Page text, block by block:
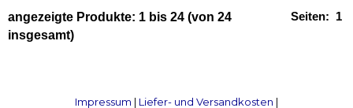
Seiten: 1
angezeigte Produkte: 1 bis 24 (von 24
insgesamt)
Impressum | Liefer- und Versandkosten |